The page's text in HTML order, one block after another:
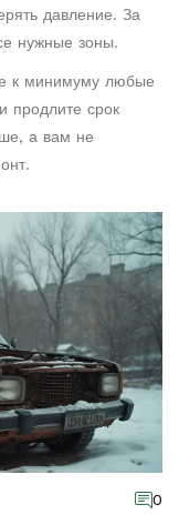
давление. За
нужные зоны.
к минимуму любые
продлите срок
а вам не
0